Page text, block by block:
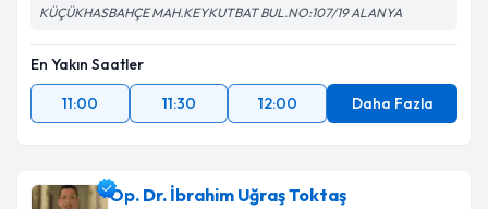
KÜÇÜKHASBAHÇE MAH.KEYKUTBAT BUL.NO:107/19 ALANYA
En Yakın Saatler
11:00
11:30 12:00 Daha Fazla
Op. Dr. İbrahim Uğraş Toktaş